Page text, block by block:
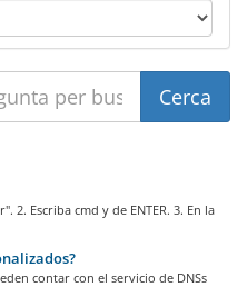
2. Escriba cmd y de ENTER. 3. En la
contar con el servicio de DNSs